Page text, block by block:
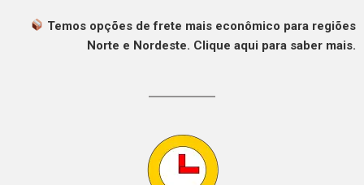
Temos opções de frete mais econômico para regiões
Norte e Nordeste. Clique aqui para saber mais.